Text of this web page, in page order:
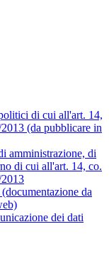
di cui all'art. 14,
(da pubblicare in
amministrazione, di
di cui all'art. 14, co.
da
dei dati